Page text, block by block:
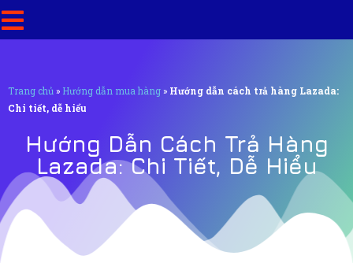
Trang chủ » Hướng dẫn mua hàng » Hướng dẫn cách trả hàng Lazada:
Chi tiết, dễ hiểu
Hướng Dẫn Cách Trả Hàng
Lazada: Chi Tiết, Dễ Hiểu